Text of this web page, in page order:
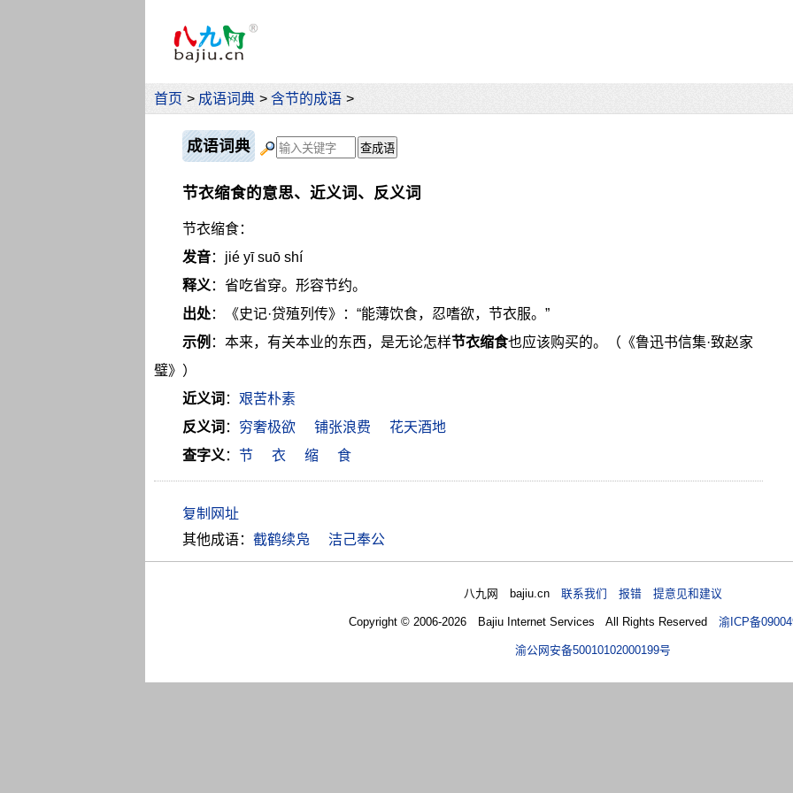
首页 > 成语词典 > 含节的成语 >
成语词典
节衣缩食的意思、近义词、反义词
节衣缩食：
发音：jié yī suō shí
释义 ：省吃省穿。形容节约。
出处：《史记·贷殖列传》：“能薄饮食，忍嗜欲，节衣服。”
示例 ：本来，有关本业的东西，是无论怎样节衣缩食也应该购买的。（《鲁迅书信集·致赵家
璧》）
近义词 ： 艰苦朴素
反义词 ： 穷奢极欲 铺张浪费
花天酒地
查字义 ： 节 衣 缩 食
其他成语： 截鹤续凫 洁己奉公
八九网 bajiu.cn联系我们 报错 提意见和建议
Copyright © 2006-2026 Bajiu Internet Services All Rights Reserved 渝ICP备
渝公网安备50010102000199号